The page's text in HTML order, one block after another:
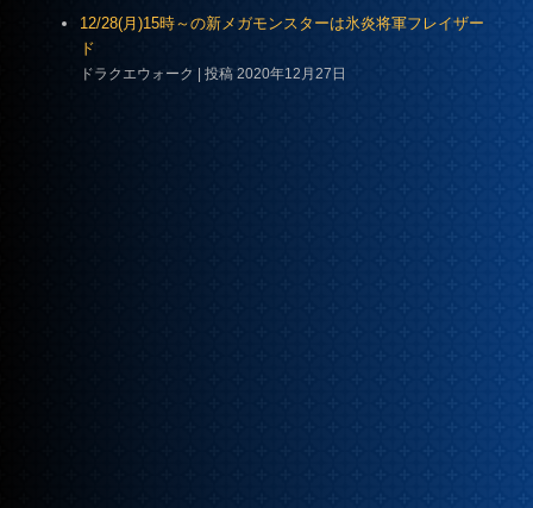
12/28(月)15時～の新メガモンスターは氷炎将軍フレイザー
ド
ドラクエウォーク 投稿 2020年12月27日